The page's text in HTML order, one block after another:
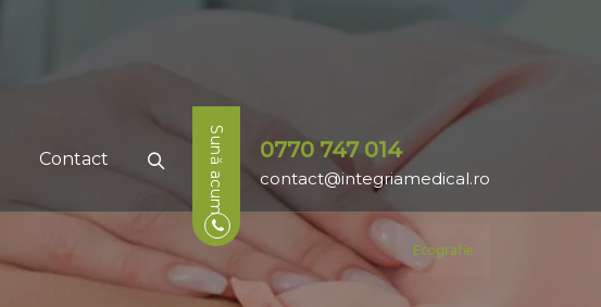
Sună acum 0770 747 014
contact@integriamedical.ro
Contact
Ecografie